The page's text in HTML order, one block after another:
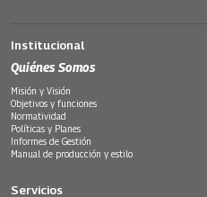
Institucional
Quiénes Somos
Misión y Visión
Objetivos y funciones
Normatividad
Políticas y Planes
Informes de Gestión
Manual de producción y estilo
Servicios